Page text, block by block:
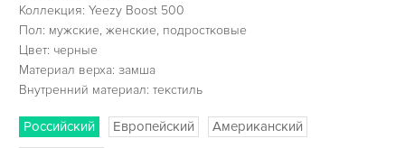
Коллекция: Yeezy Boost 500
Пол: мужские, женские, подростковые
Цвет: черные
Материал верха: замша
Внутренний материал: текстиль
Российский Европейский
Американский